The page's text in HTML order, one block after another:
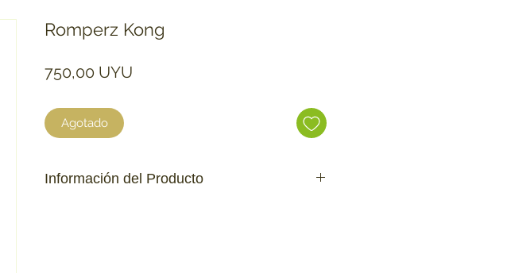
Romperz Kong
750,00 UYU
Agotado
Información del Producto